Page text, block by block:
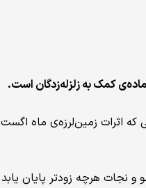
کمک به زلزله‌زدگان است.
که اثرات زمین‌لرزه‌ی ماه اگست
و نجات هرچه زودتر پایان یابد